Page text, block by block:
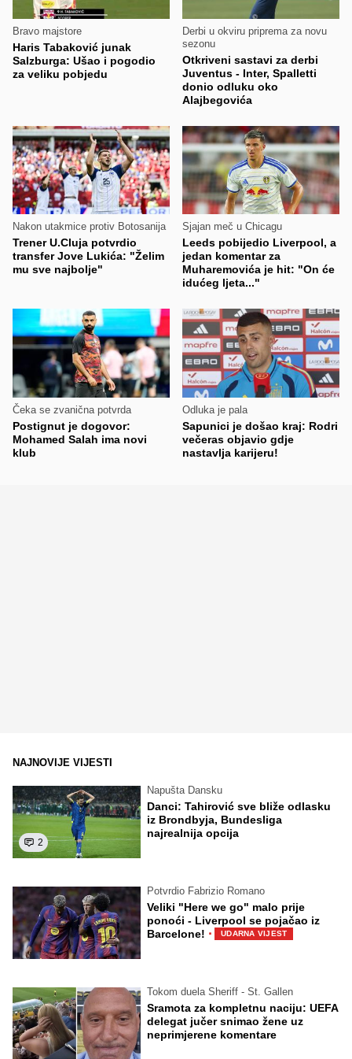
Bravo majstore
Haris Tabaković junak
Salzburga: Ušao i pogodio
za veliku pobjedu
Derbi u okviru priprema za novu
sezonu
Otkriveni sastavi za derbi
Juventus - Inter, Spalletti
donio odluku oko
Alajbegovića
Nakon utakmice protiv Botosanija
Trener U.Cluja potvrdio
transfer Jove Lukića: "Želim
mu sve najbolje"
Sjajan meč u Chicagu
Leeds pobijedio Liverpool, a
jedan komentar za
Muharemovića je hit: "On će
idućeg ljeta..."
Čeka se zvanična potvrda
Postignut je dogovor:
Mohamed Salah ima novi
klub
Odluka je pala
Sapunici je došao kraj: Rodri
večeras objavio gdje
nastavlja karijeru!
NAJNOVIJE VIJESTI
2
Napušta Dansku
Danci: Tahirović sve bliže odlasku
iz Brondbyja, Bundesliga
najrealnija opcija
Potvrdio Fabrizio Romano
Veliki "Here we go" malo prije
ponoći - Liverpool se pojačao iz
Barcelone! · UDARNA VIJEST
Tokom duela Sheriff - St. Gallen
Sramota za kompletnu naciju: UEFA
delegat jučer snimao žene uz
neprimjerene komentare